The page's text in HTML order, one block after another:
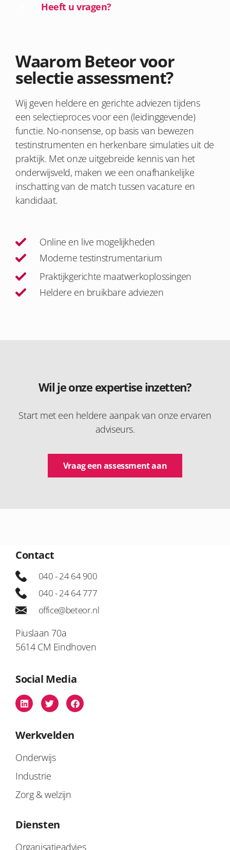
Heeft u vragen?
Waarom Beteor voor
selectie assessment?
Wij geven heldere en gerichte adviezen tijdens
een selectieproces voor een (leidinggevende)
functie. No-nonsense, op basis van bewezen
testinstrumenten en herkenbare simulaties uit de
praktijk. Met onze uitgebreide kennis van het
onderwijsveld, maken we een onafhankelijke
inschatting van de match tussen vacature en
kandidaat.
Online en live mogelijkheden
Moderne testinstrumentarium
Praktijkgerichte maatwerkoplossingen
Heldere en bruikbare adviezen
Wil je onze expertise inzetten?
Start met een heldere aanpak van onze ervaren
adviseurs.
Vraag een assessment aan
Contact
040 - 24 64 900
040 - 24 64 777
office@beteor.nl
Piuslaan 70a
5614 CM Eindhoven
Social Media
Werkvelden
Onderwijs
Industrie
Zorg & welzijn
Diensten
Organisatieadvies